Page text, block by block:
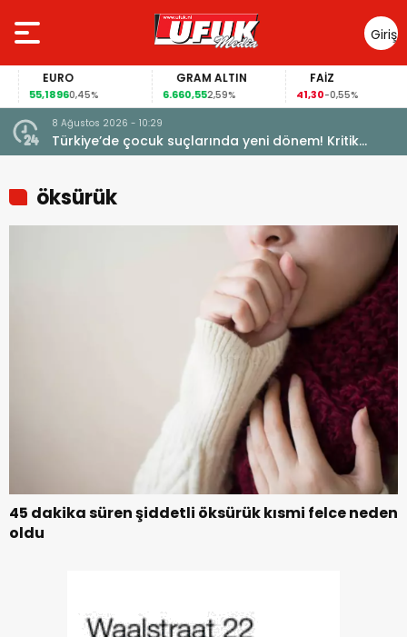
Giriş
Yap
EURO
55,18960,45%
GRAM ALTIN
6.660,552,59%
FAİZ
41,30-0,55%
8 Ağustos 2026 - 10:29
Türkiye’de çocuk suçlarında yeni dönem! Kritik
maddeler kabul edildi
öksürük
45 dakika süren şiddetli öksürük kısmi felce neden
oldu